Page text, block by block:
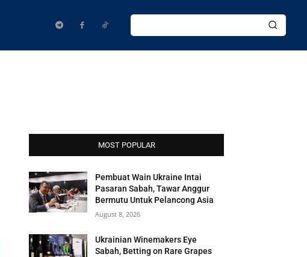
MOST POPULAR
Pembuat Wain Ukraine Intai
Pasaran Sabah, Tawar Anggur
Bermutu Untuk Pelancong Asia
August 8, 2026
Ukrainian Winemakers Eye
Sabah, Betting on Rare Grapes